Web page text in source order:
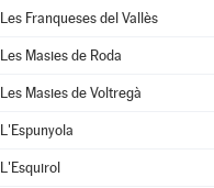
Les Franqueses del Vallès
Les Masies de Roda
Les Masies de Voltregà
L'Espunyola
L'Esquirol